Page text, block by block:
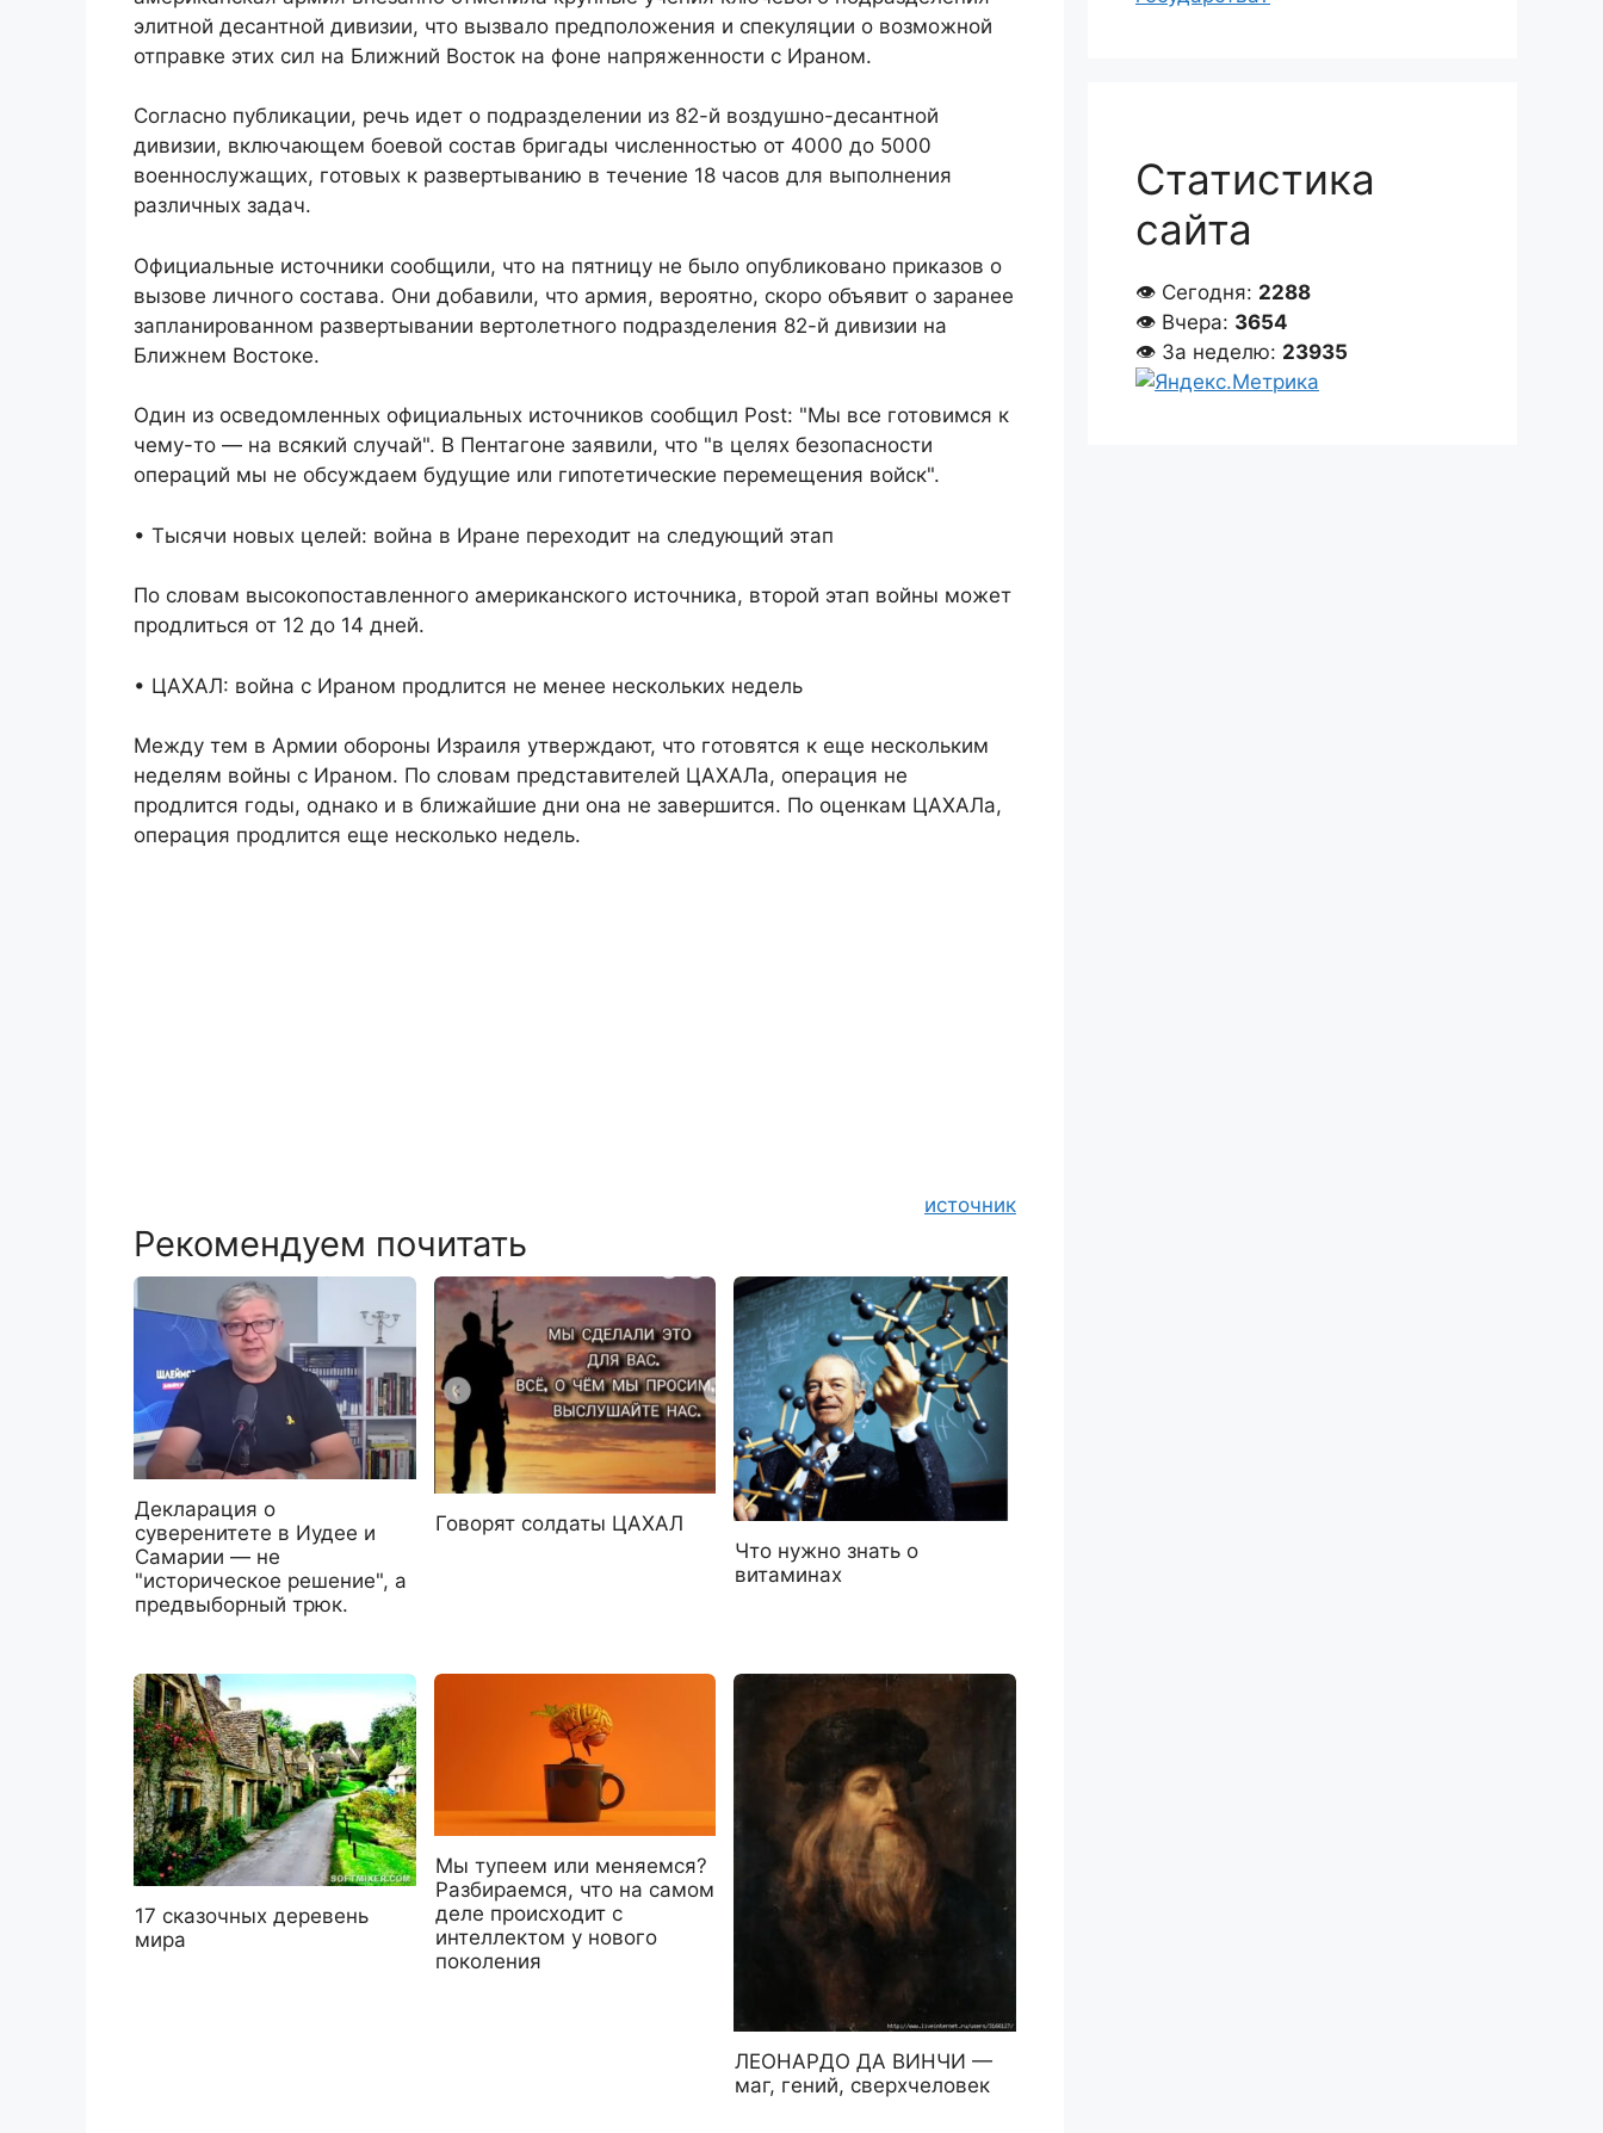
элитной десантной дивизии, что вызвало предположения и спекуляции о возможной
отправке этих сил на Ближний Восток на фоне напряженности с Ираном.
Согласно публикации, речь идет о подразделении из 82-й воздушно-десантной
дивизии, включающем боевой состав бригады численностью от 4000 до 5000
военнослужащих, готовых к развертыванию в течение 18 часов для выполнения
различных задач.
Официальные источники сообщили, что на пятницу не было опубликовано приказов о
вызове личного состава. Они добавили, что армия, вероятно, скоро объявит о заранее
запланированном развертывании вертолетного подразделения 82-й дивизии на
Ближнем Востоке.
Один из осведомленных официальных источников сообщил Post: "Мы все готовимся к
чему-то — на всякий случай". В Пентагоне заявили, что "в целях безопасности
операций мы не обсуждаем будущие или гипотетические перемещения войск".
• Тысячи новых целей: война в Иране переходит на следующий этап
По словам высокопоставленного американского источника, второй этап войны может
продлиться от 12 до 14 дней.
• ЦАХАЛ: война с Ираном продлится не менее нескольких недель
Между тем в Армии обороны Израиля утверждают, что готовятся к еще нескольким
неделям войны с Ираном. По словам представителей ЦАХАЛа, операция не
продлится годы, однако и в ближайшие дни она не завершится. По оценкам ЦАХАЛа,
операция продлится еще несколько недель.
источник
Рекомендуем почитать
Декларация о
суверенитете в Иудее и
Самарии — не
"историческое решение", а
предвыборный трюк.
Говорят солдаты ЦАХАЛ
Что нужно знать о
витаминах
17 сказочных деревень
мира
Мы тупеем или меняемся?
Разбираемся, что на самом
деле происходит с
интеллектом у нового
поколения
ЛЕОНАРДО ДА ВИНЧИ —
маг, гений, сверхчеловек
Статистика
сайта
👁 Сегодня: 2288
👁 Вчера: 3654
👁 За неделю: 23935